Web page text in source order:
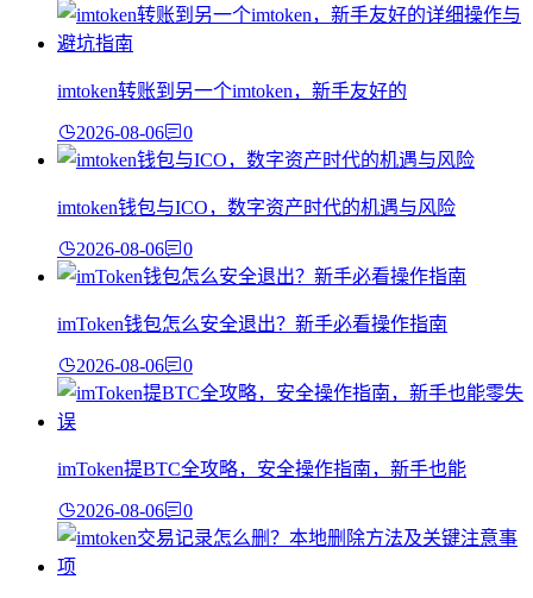
imtoken转账到另一个imtoken，新手友好的
2026-08-06 0
imtoken钱包与ICO，数字资产时代的机遇与风险
2026-08-06 0
imToken钱包怎么安全退出？新手必看操作指南
2026-08-06 0
imToken提BTC全攻略，安全操作指南，新手也能
2026-08-06 0